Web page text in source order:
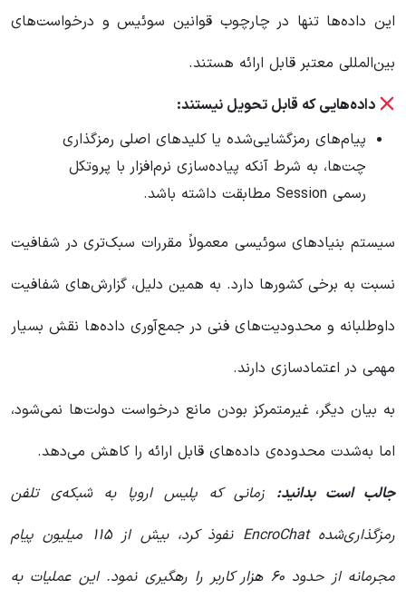
این داده‌ها تنها در چارچوب قوانین سوئیس و درخواست‌های
بین‌المللی معتبر قابل ارائه هستند.
داده‌هایی که قابل تحویل نیستند:
پیام‌های رمزگشایی‌شده یا کلیدهای اصلی رمزگذاری
چت‌ها، به شرط آنکه پیاده‌سازی نرم‌افزار با پروتکل
رسمی Session مطابقت داشته باشد.
سیستم بنیادهای سوئیسی معمولاً مقررات سبک‌تری در شفافیت
نسبت به برخی کشورها دارد. به همین دلیل، گزارش‌های شفافیت
داوطلبانه و محدودیت‌های فنی در جمع‌آوری داده‌ها نقش بسیار
مهمی در اعتمادسازی دارند.
به بیان دیگر، غیرمتمرکز بودن مانع درخواست دولت‌ها نمی‌شود،
اما به‌شدت محدوده‌ی داده‌های قابل ارائه را کاهش می‌دهد.
جالب است بدانید: زمانی که پلیس اروپا به شبکه‌ی تلفن
رمزگذاری‌شده EncroChat نفوذ کرد، بیش از ۱۱۵ میلیون پیام
مجرمانه از حدود ۶۰ هزار کاربر را رهگیری نمود. این عملیات به